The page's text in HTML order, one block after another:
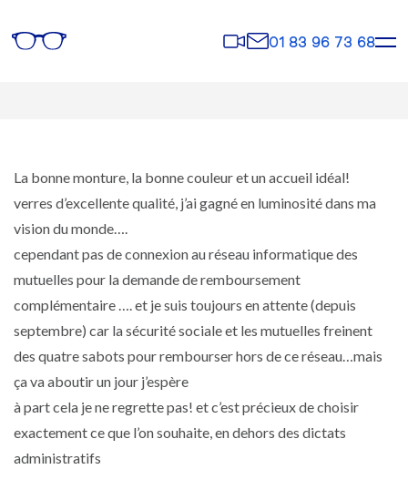
Rendez-
vous
Contact
01 83 96 73 68
La bonne monture, la bonne couleur et un accueil idéal!
verres d’excellente qualité, j’ai gagné en luminosité dans ma
vision du monde….
cependant pas de connexion au réseau informatique des
mutuelles pour la demande de remboursement
complémentaire …. et je suis toujours en attente (depuis
septembre) car la sécurité sociale et les mutuelles freinent
des quatre sabots pour rembourser hors de ce réseau…mais
ça va aboutir un jour j’espère
à part cela je ne regrette pas! et c’est précieux de choisir
exactement ce que l’on souhaite, en dehors des dictats
administratifs